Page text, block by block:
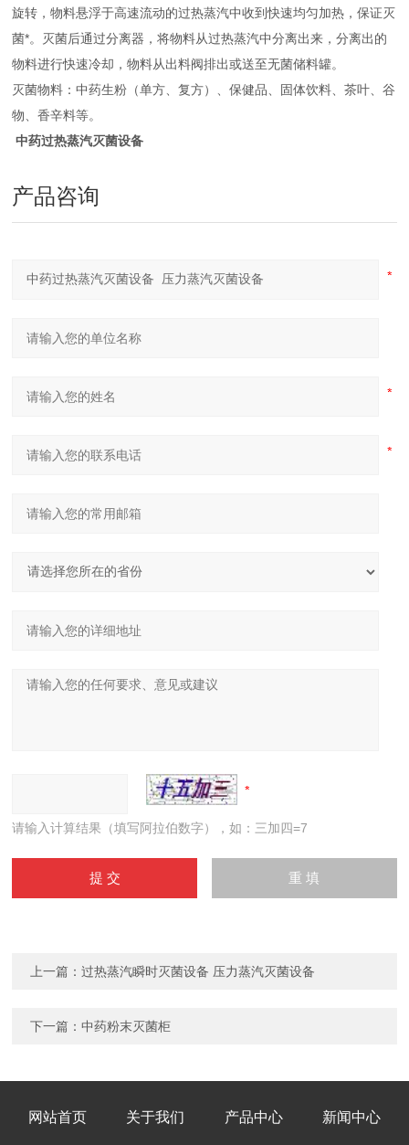
旋转，物料悬浮于高速流动的过热蒸汽中收到快速均匀加热，保证灭
菌*。灭菌后通过分离器，将物料从过热蒸汽中分离出来，分离出的
物料进行快速冷却，物料从出料阀排出或送至无菌储料罐。
灭菌物料：中药生粉（单方、复方）、保健品、固体饮料、茶叶、谷
物、香辛料等。
中药过热蒸汽灭菌设备
产品咨询
请输入计算结果（填写阿拉伯数字），如：三加四=7
上一篇：过热蒸汽瞬时灭菌设备 压力蒸汽灭菌设备
下一篇：中药粉末灭菌柜
网站首页 关于我们 产品中心 新闻中心